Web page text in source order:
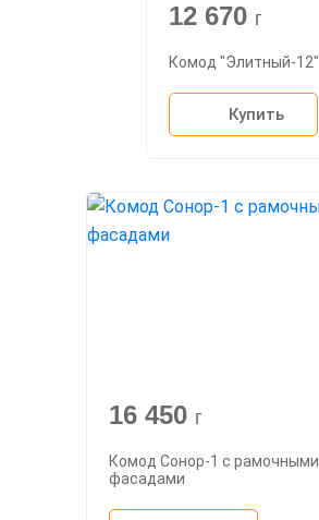
12 670 г
Комод "Элитный-12"
Купить
16 450 г
Комод Сонор-1 с рамочными
фасадами